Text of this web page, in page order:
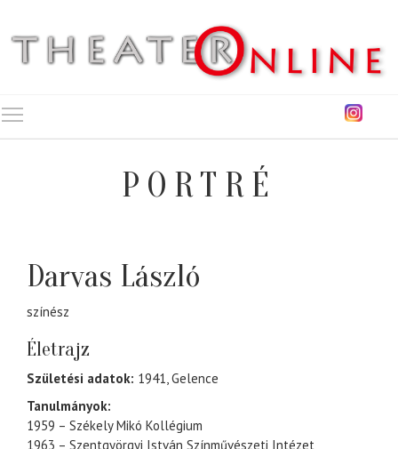
PORTRÉ
Darvas László
színész
Életrajz
Születési adatok: 1941, Gelence
Tanulmányok:
1959 – Székely Mikó Kollégium
1963 – Szentgyörgyi István Színművészeti Intézet